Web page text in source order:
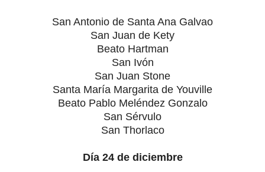
San Antonio de Santa Ana Galvao
San Juan de Kety
Beato Hartman
San Ivón
San Juan Stone
Santa María Margarita de Youville
Beato Pablo Meléndez Gonzalo
San Sérvulo
San Thorlaco
Día 24 de diciembre